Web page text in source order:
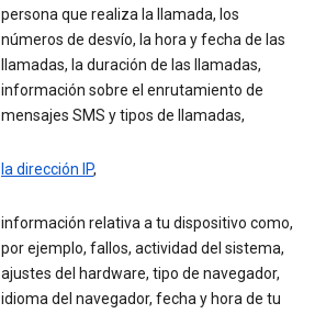
persona que realiza la llamada, los
números de desvío, la hora y fecha de las
llamadas, la duración de las llamadas,
información sobre el enrutamiento de
mensajes SMS y tipos de llamadas,
la dirección IP,
información relativa a tu dispositivo como,
por ejemplo, fallos, actividad del sistema,
ajustes del hardware, tipo de navegador,
idioma del navegador, fecha y hora de tu